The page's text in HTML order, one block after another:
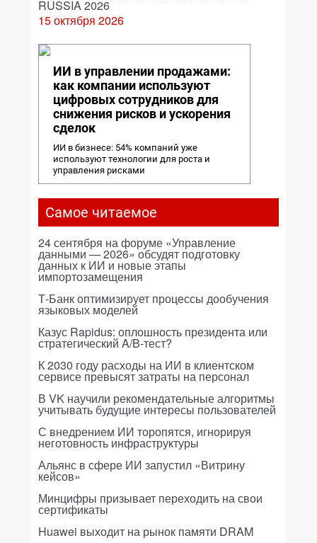
RUSSIA 2026
15 октября 2026
ИИ в управлении продажами:
как компании используют
цифровых сотрудников для
снижения рисков и ускорения
сделок
ИИ в бизнесе: 54% компаний уже
используют технологии для роста и
управления рисками
Самое читаемое
24 сентября на форуме «Управление
данными — 2026» обсудят подготовку
данных к ИИ и новые этапы
импортозамещения
Т-Банк оптимизирует процессы дообучения
языковых моделей
Казус Rapidus: оплошность президента или
стратегический A/B-тест?
К 2030 году расходы на ИИ в клиентском
сервисе превысят затраты на персонал
В VK научили рекомендательные алгоритмы
учитывать будущие интересы пользователей
С внедрением ИИ торопятся, игнорируя
неготовность инфраструктуры
Альянс в сфере ИИ запустил «Витрину
кейсов»
Минцифры призывает переходить на свои
сертификаты
Huawei выходит на рынок памяти DRAM